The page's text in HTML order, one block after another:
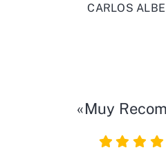
CARLOS
«Muy